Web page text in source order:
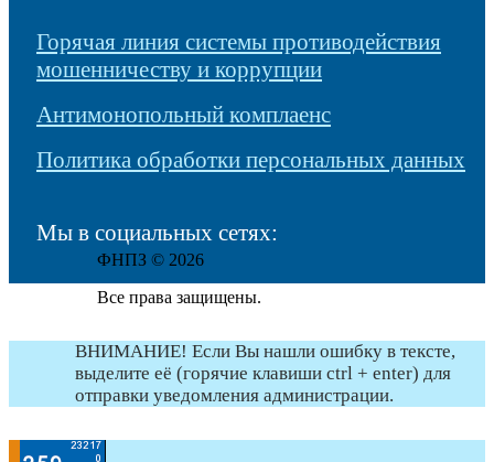
Горячая линия системы противодействия
мошенничеству и коррупции
Антимонопольный комплаенс
Политика обработки персональных данных
Мы в социальных сетях:
ФНПЗ © 2026
Все права защищены.
ВНИМАНИЕ! Если Вы нашли ошибку в тексте,
выделите её (горячие клавиши ctrl + enter) для
отправки уведомления администрации.